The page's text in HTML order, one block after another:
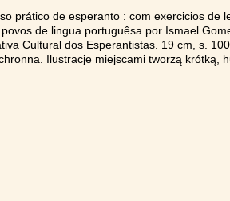
prático de esperanto : com exercicios de
de lingua portuguêsa por Ismael
Cultural dos Esperantistas. 19 cm, s.
Ilustracje miejscami tworzą krótką,